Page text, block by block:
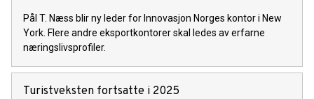
Pål T. Næss blir ny leder for Innovasjon Norges kontor i New
York. Flere andre eksportkontorer skal ledes av erfarne
næringslivsprofiler.
Turistveksten fortsatte i 2025